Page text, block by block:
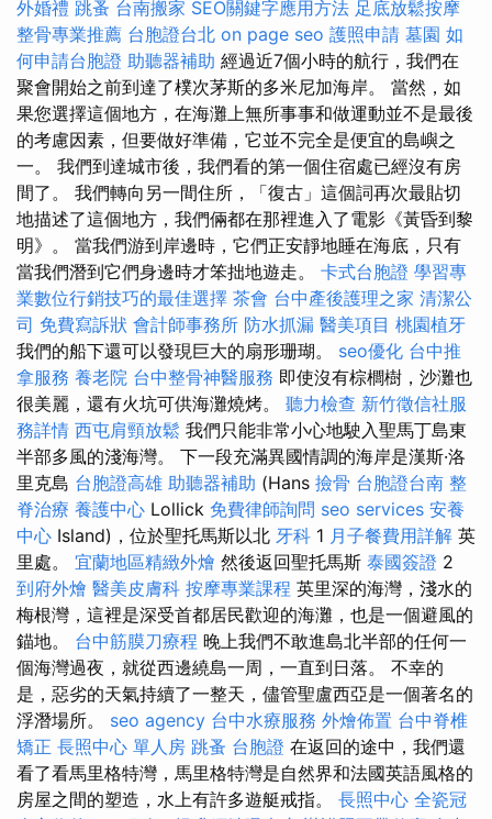
外婚禮 跳蚤 台南搬家 SEO關鍵字應用方法 足底放鬆按摩
整骨專業推薦 台胞證台北 on page seo 護照申請 墓園 如
何申請台胞證 助聽器補助 經過近7個小時的航行，我們在
聚會開始之前到達了樸次茅斯的多米尼加海岸。 當然，如
果您選擇這個地方，在海灘上無所事事和做運動並不是最後
的考慮因素，但要做好準備，它並不完全是便宜的島嶼之
一。 我們到達城市後，我們看的第一個住宿處已經沒有房
間了。 我們轉向另一間住所，「復古」這個詞再次最貼切
地描述了這個地方，我們倆都在那裡進入了電影《黃昏到黎
明》。 當我們游到岸邊時，它們正安靜地睡在海底，只有
當我們潛到它們身邊時才笨拙地遊走。 卡式台胞證 學習專
業數位行銷技巧的最佳選擇 茶會 台中產後護理之家 清潔公
司 免費寫訴狀 會計師事務所 防水抓漏 醫美項目 桃園植牙
我們的船下還可以發現巨大的扇形珊瑚。 seo優化 台中推
拿服務 養老院 台中整骨神醫服務 即使沒有棕櫚樹，沙灘也
很美麗，還有火坑可供海灘燒烤。 聽力檢查 新竹徵信社服
務詳情 西屯肩頸放鬆 我們只能非常小心地駛入聖馬丁島東
半部多風的淺海灣。 下一段充滿異國情調的海岸是漢斯·洛
里克島 台胞證高雄 助聽器補助 (Hans 撿骨 台胞證台南 整
脊治療 養護中心 Lollick 免費律師詢問 seo services 安養
中心 Island)，位於聖托馬斯以北 牙科 1 月子餐費用詳解 英
里處。 宜蘭地區精緻外燴 然後返回聖托馬斯 泰國簽證 2
到府外燴 醫美皮膚科 按摩專業課程 英里深的海灣，淺水的
梅根灣，這裡是深受首都居民歡迎的海灘，也是一個避風的
錨地。 台中筋膜刀療程 晚上我們不敢進島北半部的任何一
個海灣過夜，就從西邊繞島一周，一直到日落。 不幸的
是，惡劣的天氣持續了一整天，儘管聖盧西亞是一個著名的
浮潛場所。 seo agency 台中水療服務 外燴佈置 台中脊椎
矯正 長照中心 單人房 跳蚤 台胞證 在返回的途中，我們還
看了看馬里格特灣，馬里格特灣是自然界和法國英語風格的
房屋之間的塑造，水上有許多遊艇戒指。 長照中心 全瓷冠